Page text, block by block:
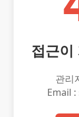
접근이
관리
Email